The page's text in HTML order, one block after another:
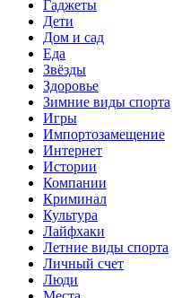
Гаджеты
Дети
Дом и сад
Еда
Звёзды
Здоровье
Зимние виды спорта
Игры
Импортозамещение
Интернет
Истории
Компании
Криминал
Культура
Лайфхаки
Летние виды спорта
Личный счет
Люди